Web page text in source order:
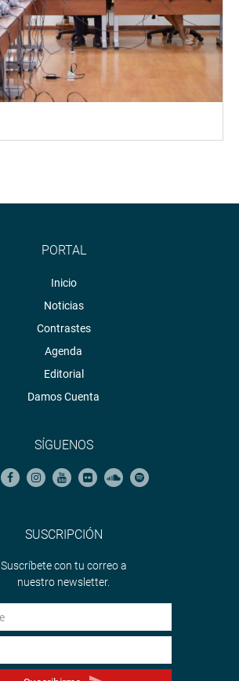
PORTAL
Inicio
Noticias
Contrastes
Agenda
Editorial
Damos Cuenta
SÍGUENOS
SUSCRIPCIÓN
Suscríbete con tu correo a
nuestro newsletter.